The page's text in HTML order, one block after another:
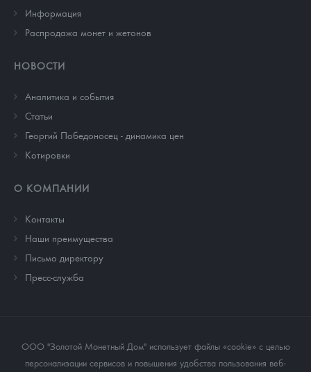
Информация
Распродажа монет и жетонов
НОВОСТИ
Аналитика и события
Cтатьи
Георгий Победоносец - динамика цен
Котировки
О КОМПАНИИ
Контакты
Наши преимущества
Письмо директору
Пресс-служба
ООО "Золотой Монетный Дом" использует файлы «cookie» с целью
персонализации сервисов и повышения удобства пользования веб-